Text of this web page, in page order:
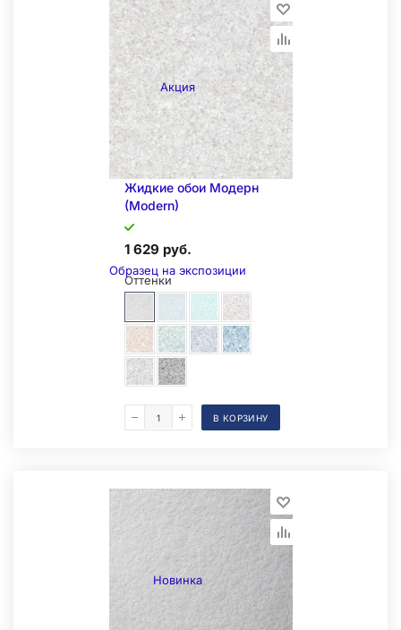
Складская позиция
Акция
Образец на экспозиции
Жидкие обои Модерн
(Modern)
1 629 руб.
Оттенки
В КОРЗИНУ
Новинка